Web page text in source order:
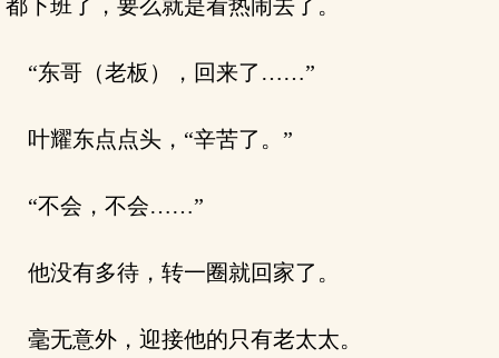
都下班了，要么就是看热闹去了。
“东哥（老板），回来了……”
叶耀东点点头，“辛苦了。”
“不会，不会……”
他没有多待，转一圈就回家了。
毫无意外，迎接他的只有老太太。